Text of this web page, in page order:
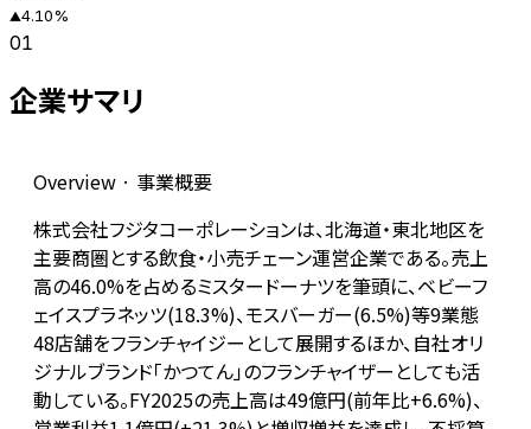
▲4.10%
01
企業サマリ
Overview · 事業概要
株式会社フジタコーポレーションは、北海道・東北地区を
主要商圏とする飲食・小売チェーン運営企業である。売上
高の46.0%を占めるミスタードーナツを筆頭に、ベビーフ
ェイスプラネッツ(18.3%)、モスバーガー(6.5%)等9業態
48店舗をフランチャイジーとして展開するほか、自社オリ
ジナルブランド「かつてん」のフランチャイザーとしても活
動している。FY2025の売上高は49億円(前年比+6.6%)、